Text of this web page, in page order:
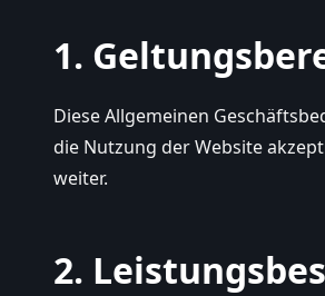
1.
Diese Allgemeinen
die Nutzung der Website
weiter.
2.